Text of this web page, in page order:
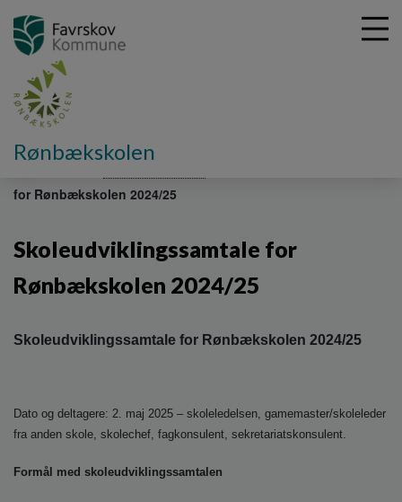
Rønbækskolen
for Rønbækskolen 2024/25
Skoleudviklingssamtale for
Rønbækskolen 2024/25
Skoleudviklingssamtale for Rønbækskolen 2024/25
Dato og deltagere: 2. maj 2025 – skoleledelsen, gamemaster/skoleleder
fra anden skole, skolechef, fagkonsulent, sekretariatskonsulent.
Formål med skoleudviklingssamtalen